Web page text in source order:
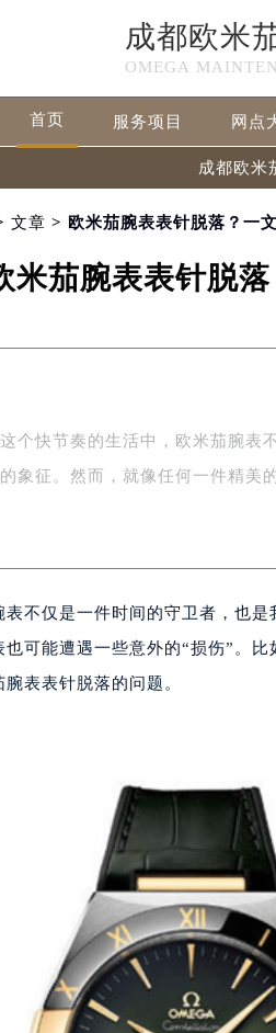
成都欧米
OMEGA
首页 服务项目 网点
成都欧米
文章 > 欧米茄腕表表针脱落？一
米茄腕表表针脱
个快节奏的生活中，欧米茄腕表
象征。然而，就像任何一件精美
不仅是一件时间的守卫者，也
可能遭遇一些意外的“损伤”。
表表针脱落的问题。